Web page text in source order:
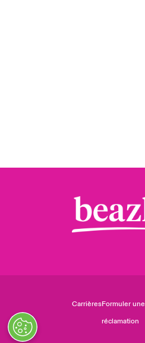
CarrièresFormuler une
réclamation